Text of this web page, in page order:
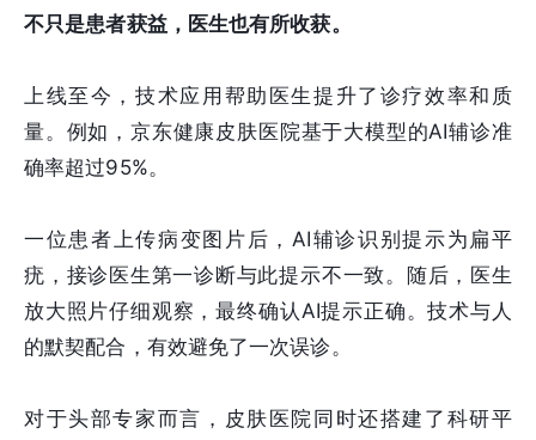
不只是患者获益，医生也有所收获。
上线至今，技术应用帮助医生提升了诊疗效率和质
量。例如，京东健康皮肤医院基于大模型的AI辅诊准
确率超过95%。
一位患者上传病变图片后，AI辅诊识别提示为扁平
疣，接诊医生第一诊断与此提示不一致。随后，医生
放大照片仔细观察，最终确认AI提示正确。技术与人
的默契配合，有效避免了一次误诊。
对于头部专家而言，皮肤医院同时还搭建了科研平